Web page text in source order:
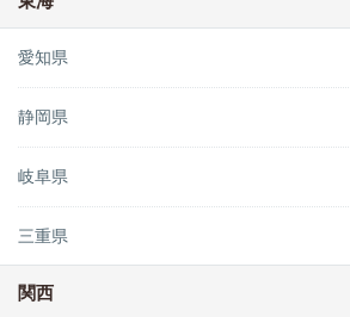
愛知県
静岡県
岐阜県
三重県
関西